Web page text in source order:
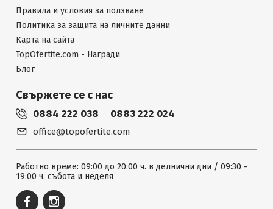
Правила и условия за ползване
Политика за защита на личните данни
Карта на сайта
TopOfertite.com - Награди
Блог
Свържете се с нас
0884 222 038 0883 222 024
office@topofertite.com
Работно време: 09:00 до 20:00 ч. в делнични дни / 09:30 -
19:00 ч. събота и неделя